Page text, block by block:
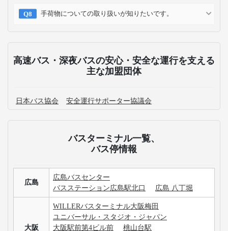
手荷物についての取り扱いが知りたいです。
高速バス・深夜バスの安心・安全な運行を支える
主な加盟団体
日本バス協会 安全運行サポーター協議会
バスターミナル一覧、
バス停情報
広島
広島バスセンター
バスステーション広島駅北口
広島 八丁堀
大阪
WILLERバスターミナル大阪梅田
ユニバーサル・スタジオ・ジャパン
大阪駅前第4ビル前
桃山台駅